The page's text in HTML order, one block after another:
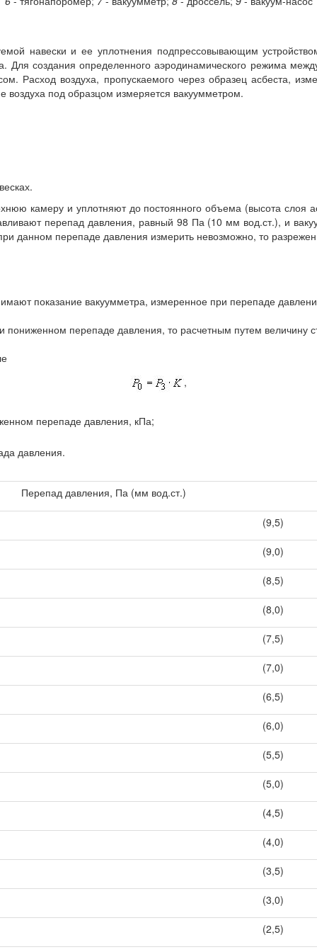
навески и ее уплотнения подпрессовывающим
Для создания определенного аэродинамического режима
Расход воздуха, пропускаемого через образец асбеста,
воздуха под образцом измеряется вакуумметром.
камеру и уплотняют до постоянного объема (высота
перепад давления, равный 98 Па (10 мм вод.ст.), и
данном перепаде давления измерить невозможно, то
показание вакуумметра, измеренное при перепаде
перепаде давления, то расчетным путем величину
,
перепаде давления, кПа;
давления.
Перепад давления, Па (мм вод.ст.)
(9,5)
(9,0)
(8,5)
(8,0)
(7,5)
(7,0)
(6,5)
(6,0)
(5,5)
(5,0)
(4,5)
(4,0)
(3,5)
(3,0)
(2,5)